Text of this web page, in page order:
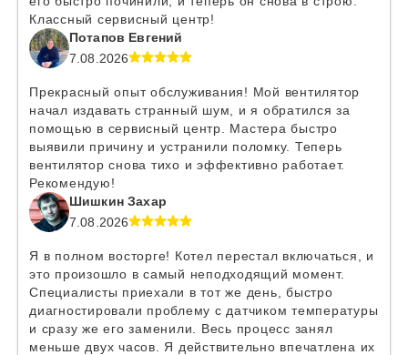
Классный сервисный центр!
Потапов Евгений
7.08.2026
Прекрасный опыт обслуживания! Мой вентилятор
начал издавать странный шум, и я обратился за
помощью в сервисный центр. Мастера быстро
выявили причину и устранили поломку. Теперь
вентилятор снова тихо и эффективно работает.
Рекомендую!
Шишкин Захар
7.08.2026
Я в полном восторге! Котел перестал включаться, и
это произошло в самый неподходящий момент.
Специалисты приехали в тот же день, быстро
диагностировали проблему с датчиком температуры
и сразу же его заменили. Весь процесс занял
меньше двух часов. Я действительно впечатлена их